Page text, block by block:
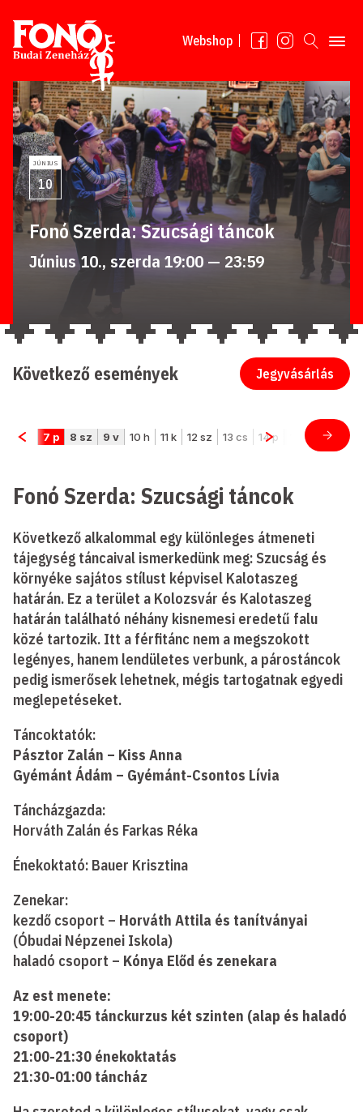
Tovább a tartalomhoz
Webshop
JÚNIUS
10
Fonó Szerda: Szucsági táncok
Június 10., szerda 19:00 — 23:59
Jegyvásárlás
Következő események
Fonó Szerda: Szucsági táncok
Következő alkalommal egy különleges átmeneti
tájegység táncaival ismerkedünk meg: Szucság és
környéke sajátos stílust képvisel Kalotaszeg
határán. Ez a terület a Kolozsvár és Kalotaszeg
határán található néhány kisnemesi eredetű falu
közé tartozik. Itt a férfitánc nem a megszokott
legényes, hanem lendületes verbunk, a párostáncok
pedig ismerősek lehetnek, mégis tartogatnak egyedi
meglepetéseket.
Táncoktatók:
Pásztor Zalán – Kiss Anna
Gyémánt Ádám – Gyémánt-Csontos Lívia
Táncházgazda:
Horváth Zalán és Farkas Réka
Énekoktató: Bauer Krisztina
Zenekar:
kezdő csoport – Horváth Attila és tanítványai
(Óbudai Népzenei Iskola)
haladó csoport – Kónya Előd és zenekara
Az est menete:
19:00-20:45 tánckurzus két szinten (alap és haladó
csoport)
21:00-21:30 énekoktatás
21:30-01:00 táncház